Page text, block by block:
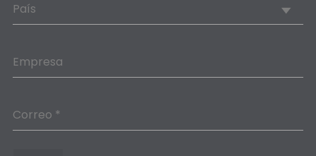
País
Empresa
Correo *